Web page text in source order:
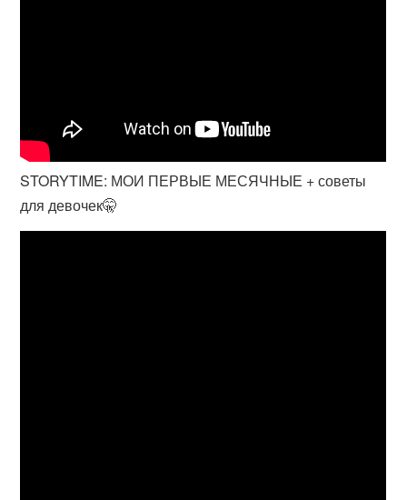
STORYTIME: МОИ ПЕРВЫЕ МЕСЯЧНЫЕ + советы
для девочек🤫